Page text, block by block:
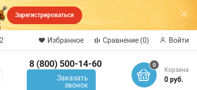
Зарегистрироваться
Избранное Сравнение (0) Войти
8 (800) 500-14-60
Заказать
звонок
0
Корзина
0 руб.